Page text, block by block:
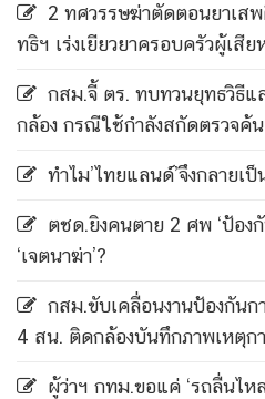
2 ทศวรรษฆ่าตัดตอนยาเส
ทธิฯ เร่งเยียวยาครอบครัวผู้เสี
กสม.จี้ ตร. ทบทวนยุทธวิธีแ
กล้อง กรณีใช้กำลังสกัดตรวจค้
ทำไม’ไทยแลนด์’จึงกลายเ
ตชด.ยิงคนตาย 2 ศพ ‘ป้อง
‘เจตนาฆ่า’?
กสม.ขับเคลื่อนงานป้องกัน
4 สน. ติดกล้องบันทึกภาพเหตุก
ผู้ว่าฯ กทม.ขอแค่ ‘รถลื่นไหล